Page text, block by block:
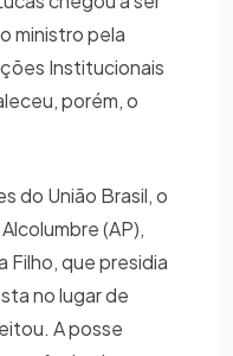
ministro pela
Institucionais
porém, o
do União Brasil, o
(AP),
Filho, que presidia
no lugar de
A posse